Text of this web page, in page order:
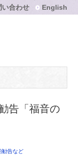
い合わせ English
告「福音の
勧告など